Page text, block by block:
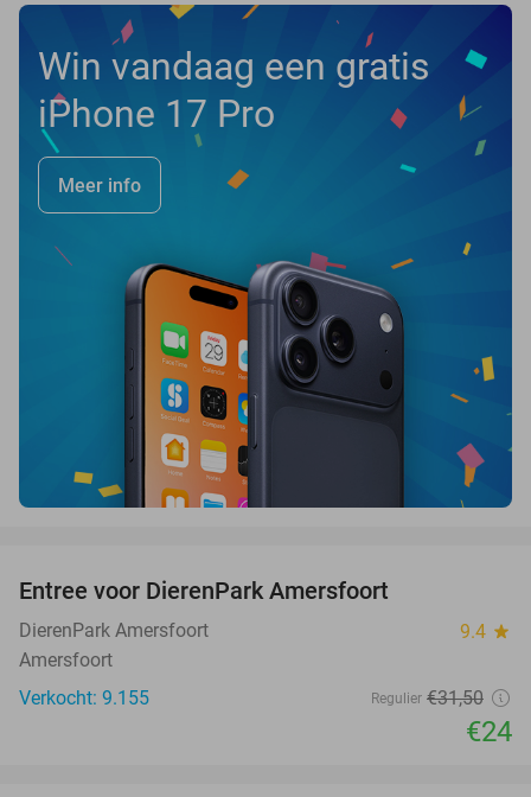
Win vandaag een gratis
iPhone 17 Pro
Meer info
Entree voor DierenPark Amersfoort
DierenPark Amersfoort 9.4 star
Amersfoort
Verkocht: 9.155
Regulier €31,50
€24